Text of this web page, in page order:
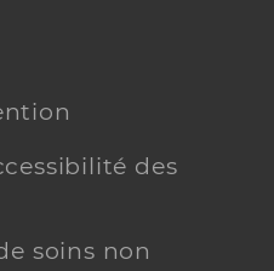
des
soins non